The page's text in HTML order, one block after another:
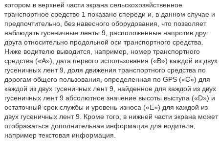
котором в верхней части экрана сельскохозяйственное
транспортное средство 1 показано спереди и, в данном случае и
предпочтительно, без навесного оборудования, что позволяет
наблюдать гусеничные ленты 9, расположенные напротив друг
друга относительно продольной оси транспортного средства.
Ниже водителю выводится, например, номер транспортного
средства («А»), дата первого использования («В») каждой из двух
гусеничных лент 9, доля движения транспортного средства по
дорогам общего пользования, определенная по GPS («С») для
каждой из двух гусеничных лент 9, найденное для каждой из двух
гусеничных лент 9 абсолютное значение высоты выступа («D») и
остаточный срок службы и уровень износа («Е») для каждой из
двух гусеничных лент 9. Кроме того, в нижней части экрана может
отображаться дополнительная информация для водителя,
например текстовая информация.